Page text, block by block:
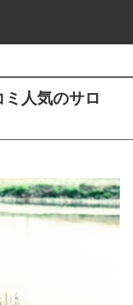
人気のサロ